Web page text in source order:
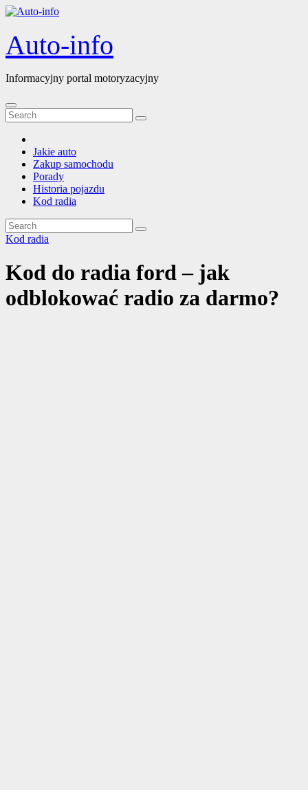
Skip
content
Auto-info
Informacyjny portal motoryzacyjny
Jakie auto
Zakup samochodu
Porady
Historia pojazdu
Kod radia
Kod radia
Kod do radia ford – jak
odblokować radio za darmo?